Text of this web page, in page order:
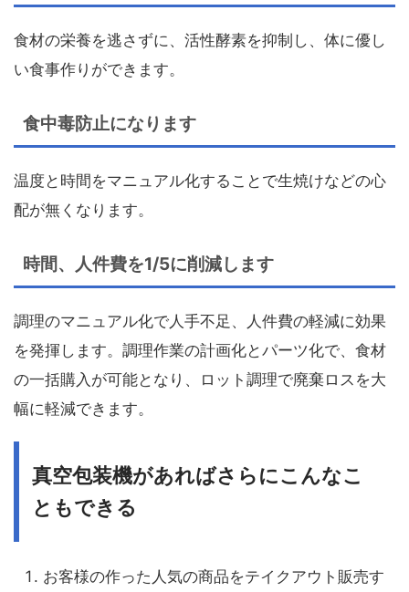
食材の栄養を逃さずに、活性酵素を抑制し、体に優し
い食事作りができます。
食中毒防止になります
温度と時間をマニュアル化することで生焼けなどの心
配が無くなります。
時間、人件費を1/5に削減します
調理のマニュアル化で人手不足、人件費の軽減に効果
を発揮します。調理作業の計画化とパーツ化で、食材
の一括購入が可能となり、ロット調理で廃棄ロスを大
幅に軽減できます。
真空包装機があればさらにこんなこ
ともできる
お客様の作った人気の商品をテイクアウト販売す